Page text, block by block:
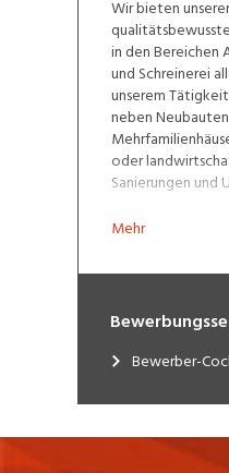
Wir bieten
in den Bereichen
und Schreinerei
unserem
neben
oder
Sanierungen und
Mehr
Bewerber-